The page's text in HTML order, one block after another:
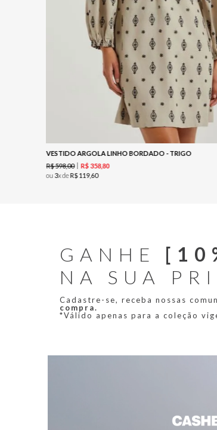
VESTIDO ARGOLA LINHO BORDADO - TRIGO
R$598,00 R$ 358,80
ou 3x deR$119,60
GANHE
NA SUA
Cadastre-se, receba nossas
compra.
*Válido apenas para a coleção